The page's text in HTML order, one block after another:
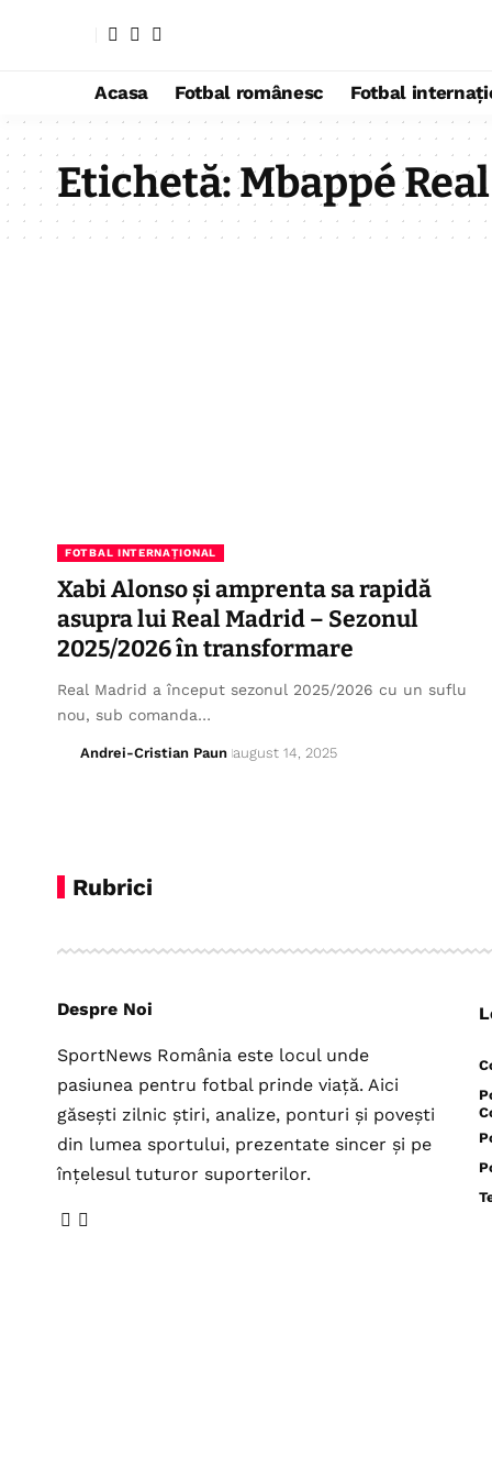
Acasa Fotbal românesc Fotbal
Etichetă:Mbappé
FOTBAL INTERNAȚIONAL
Xabi Alonso și amprenta sa rapidă
asupra lui Real Madrid – Sezonul
2025/2026 în transformare
Real Madrid a început sezonul 2025/2026 cu un suflu
nou, sub comanda…
Andrei-Cristian Paun august 14, 2025
Rubrici
Despre Noi
SportNews România este locul unde
pasiunea pentru fotbal prinde viață. Aici
găsești zilnic știri, analize, ponturi și povești
din lumea sportului, prezentate sincer și pe
înțelesul tuturor suporterilor.